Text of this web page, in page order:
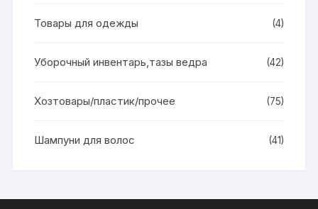
Товары для одежды (4)
Уборочный инвентарь,тазы ведра (42)
Хозтовары/пластик/прочее (75)
Шампуни для волос (41)